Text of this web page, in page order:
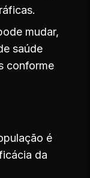
mudar,
saúde
conforme
é
da